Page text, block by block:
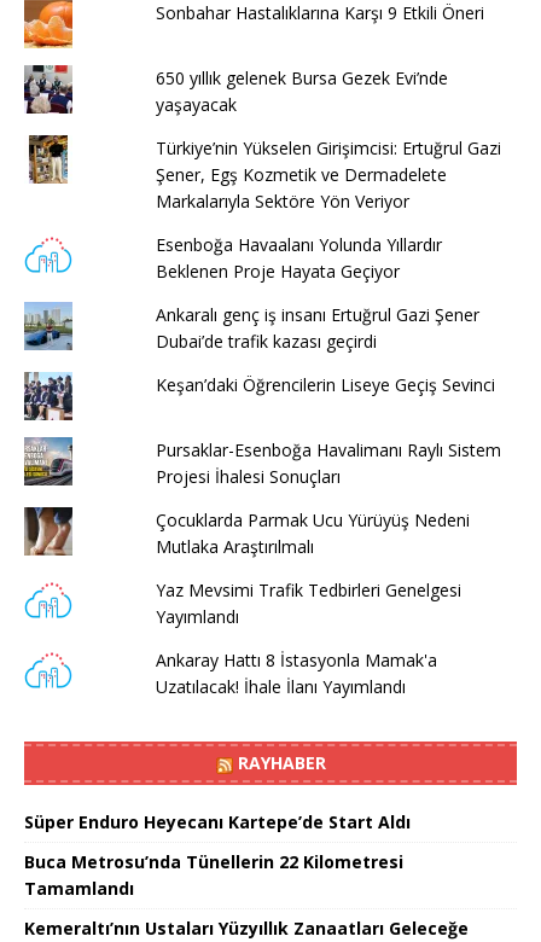
Sonbahar Hastalıklarına Karşı 9 Etkili Öneri
650 yıllık gelenek Bursa Gezek Evi’nde
yaşayacak
Türkiye’nin Yükselen Girişimcisi: Ertuğrul Gazi
Şener, Egş Kozmetik ve Dermadelete
Markalarıyla Sektöre Yön Veriyor
Esenboğa Havaalanı Yolunda Yıllardır
Beklenen Proje Hayata Geçiyor
Ankaralı genç iş insanı Ertuğrul Gazi Şener
Dubai’de trafik kazası geçirdi
Keşan’daki Öğrencilerin Liseye Geçiş Sevinci
Pursaklar-Esenboğa Havalimanı Raylı Sistem
Projesi İhalesi Sonuçları
Çocuklarda Parmak Ucu Yürüyüş Nedeni
Mutlaka Araştırılmalı
Yaz Mevsimi Trafik Tedbirleri Genelgesi
Yayımlandı
Ankaray Hattı 8 İstasyonla Mamak'a
Uzatılacak! İhale İlanı Yayımlandı
RAYHABER
Süper Enduro Heyecanı Kartepe’de Start Aldı
Buca Metrosu’nda Tünellerin 22 Kilometresi
Tamamlandı
Kemeraltı’nın Ustaları Yüzyıllık Zanaatları Geleceğe